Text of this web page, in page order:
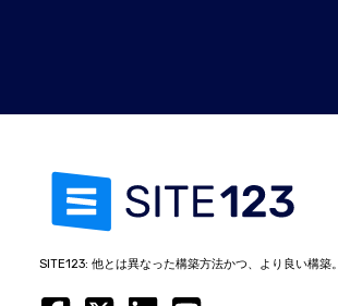
SITE123: 他とは異なった構築方法かつ、より良い構築。